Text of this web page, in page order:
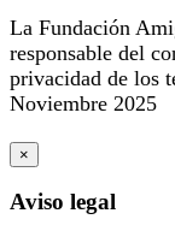
La Fundación
responsable del
privacidad de los
Noviembre 2025
×
Aviso legal